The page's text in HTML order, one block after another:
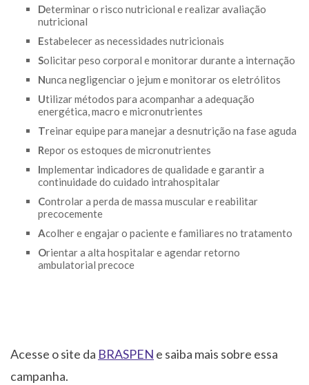
Determinar o risco nutricional e realizar avaliação
nutricional
Estabelecer as necessidades nutricionais
Solicitar peso corporal e monitorar durante a internação
Nunca negligenciar o jejum e monitorar os eletrólitos
Utilizar métodos para acompanhar a adequação
energética, macro e micronutrientes
Treinar equipe para manejar a desnutrição na fase aguda
Repor os estoques de micronutrientes
Implementar indicadores de qualidade e garantir a
continuidade do cuidado intrahospitalar
Controlar a perda de massa muscular e reabilitar
precocemente
Acolher e engajar o paciente e familiares no tratamento
Orientar a alta hospitalar e agendar retorno
ambulatorial precoce
Acesse o site da BRASPEN e saiba mais sobre essa
campanha.